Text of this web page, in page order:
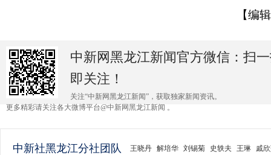
【编
中新网黑龙江新闻官方微信：扫
即关注！
关注“中新网黑龙江新闻”，获取独家新闻资讯。
更多精彩请关注各大微博平台@中新网黑龙江新闻 。
中新社黑龙江分社团队 王晓丹 解培华 刘锡菊 史轶夫 王琳 戚